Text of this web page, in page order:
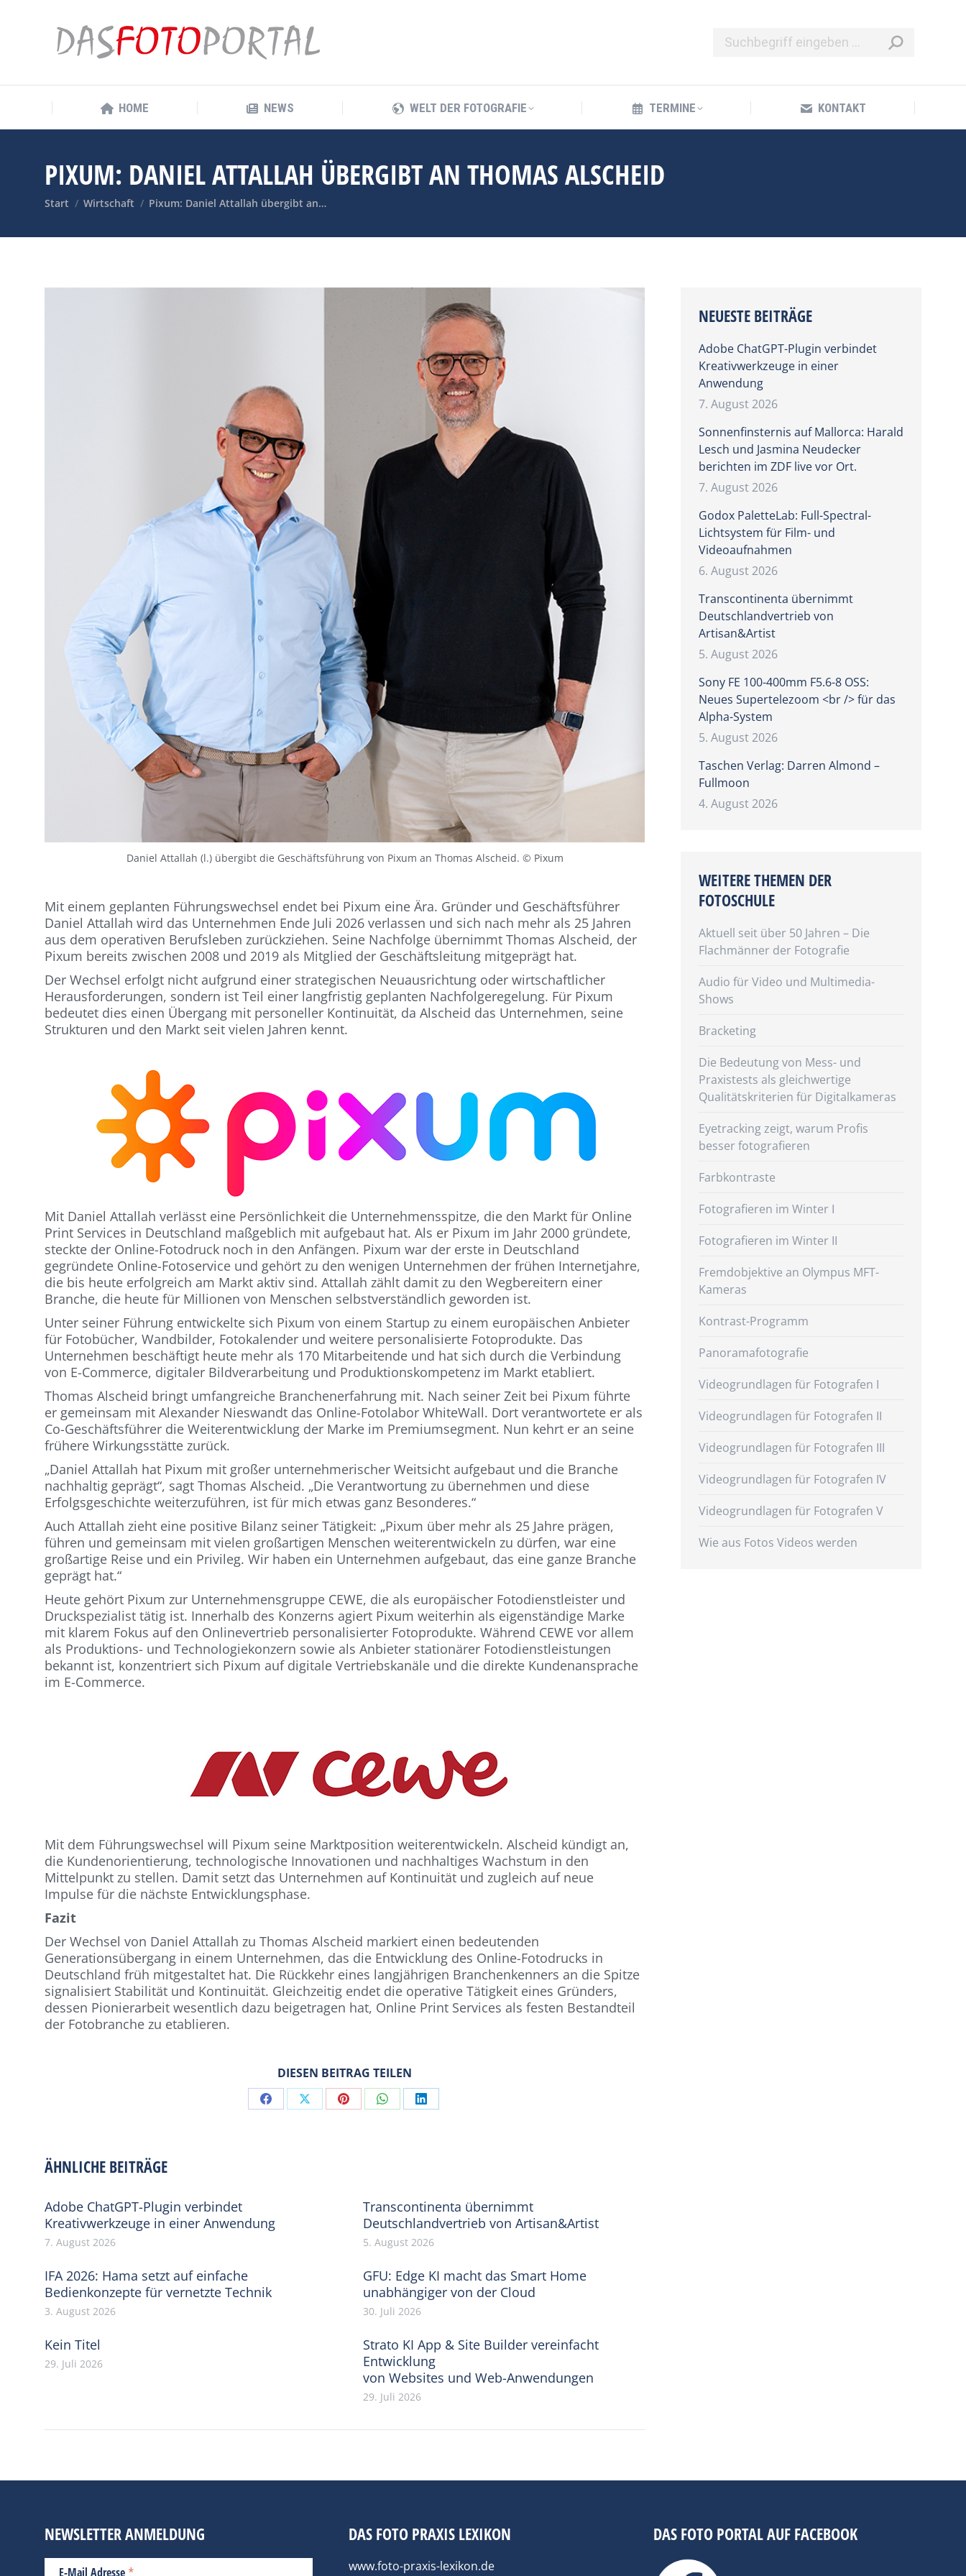
HOME NEWS WELT DER FOTOGRAFIE TERMINE KONTAKT
PIXUM: DANIEL ATTALLAH ÜBERGIBT AN THOMAS ALSCHEID
Sie befinden sich hier:
Start Wirtschaft Pixum: Daniel Attallah übergibt an…
Daniel Attallah (l.) übergibt die Geschäftsführung von Pixum an Thomas Alscheid. © Pixum
Mit einem geplanten Führungswechsel endet bei Pixum eine Ära. Gründer und Geschäftsführer
Daniel Attallah wird das Unternehmen Ende Juli 2026 verlassen und sich nach mehr als 25 Jahren
aus dem operativen Berufsleben zurückziehen. Seine Nachfolge übernimmt Thomas Alscheid, der
Pixum bereits zwischen 2008 und 2019 als Mitglied der Geschäftsleitung mitgeprägt hat.
Der Wechsel erfolgt nicht aufgrund einer strategischen Neuausrichtung oder wirtschaftlicher
Herausforderungen, sondern ist Teil einer langfristig geplanten Nachfolgeregelung. Für Pixum
bedeutet dies einen Übergang mit personeller Kontinuität, da Alscheid das Unternehmen, seine
Strukturen und den Markt seit vielen Jahren kennt.
Mit Daniel Attallah verlässt eine Persönlichkeit die Unternehmensspitze, die den Markt für Online
Print Services in Deutschland maßgeblich mit aufgebaut hat. Als er Pixum im Jahr 2000 gründete,
steckte der Online-Fotodruck noch in den Anfängen. Pixum war der erste in Deutschland
gegründete Online-Fotoservice und gehört zu den wenigen Unternehmen der frühen Internetjahre,
die bis heute erfolgreich am Markt aktiv sind. Attallah zählt damit zu den Wegbereitern einer
Branche, die heute für Millionen von Menschen selbstverständlich geworden ist.
Unter seiner Führung entwickelte sich Pixum von einem Startup zu einem europäischen Anbieter
für Fotobücher, Wandbilder, Fotokalender und weitere personalisierte Fotoprodukte. Das
Unternehmen beschäftigt heute mehr als 170 Mitarbeitende und hat sich durch die Verbindung
von E-Commerce, digitaler Bildverarbeitung und Produktionskompetenz im Markt etabliert.
Thomas Alscheid bringt umfangreiche Branchenerfahrung mit. Nach seiner Zeit bei Pixum führte
er gemeinsam mit Alexander Nieswandt das Online-Fotolabor WhiteWall. Dort verantwortete er als
Co-Geschäftsführer die Weiterentwicklung der Marke im Premiumsegment. Nun kehrt er an seine
frühere Wirkungsstätte zurück.
„Daniel Attallah hat Pixum mit großer unternehmerischer Weitsicht aufgebaut und die Branche
nachhaltig geprägt“, sagt Thomas Alscheid. „Die Verantwortung zu übernehmen und diese
Erfolgsgeschichte weiterzuführen, ist für mich etwas ganz Besonderes.“
Auch Attallah zieht eine positive Bilanz seiner Tätigkeit: „Pixum über mehr als 25 Jahre prägen,
führen und gemeinsam mit vielen großartigen Menschen weiterentwickeln zu dürfen, war eine
großartige Reise und ein Privileg. Wir haben ein Unternehmen aufgebaut, das eine ganze Branche
geprägt hat.“
Heute gehört Pixum zur Unternehmensgruppe CEWE, die als europäischer Fotodienstleister und
Druckspezialist tätig ist. Innerhalb des Konzerns agiert Pixum weiterhin als eigenständige Marke
mit klarem Fokus auf den Onlinevertrieb personalisierter Fotoprodukte. Während CEWE vor allem
als Produktions- und Technologiekonzern sowie als Anbieter stationärer Fotodienstleistungen
bekannt ist, konzentriert sich Pixum auf digitale Vertriebskanäle und die direkte Kundenansprache
im E-Commerce.
Mit dem Führungswechsel will Pixum seine Marktposition weiterentwickeln. Alscheid kündigt an,
die Kundenorientierung, technologische Innovationen und nachhaltiges Wachstum in den
Mittelpunkt zu stellen. Damit setzt das Unternehmen auf Kontinuität und zugleich auf neue
Impulse für die nächste Entwicklungsphase.
Fazit
Der Wechsel von Daniel Attallah zu Thomas Alscheid markiert einen bedeutenden
Generationsübergang in einem Unternehmen, das die Entwicklung des Online-Fotodrucks in
Deutschland früh mitgestaltet hat. Die Rückkehr eines langjährigen Branchenkenners an die Spitze
signalisiert Stabilität und Kontinuität. Gleichzeitig endet die operative Tätigkeit eines Gründers,
dessen Pionierarbeit wesentlich dazu beigetragen hat, Online Print Services als festen Bestandteil
der Fotobranche zu etablieren.
DIESEN BEITRAG TEILEN
Share Share Share Share Share
ÄHNLICHE BEITRÄGE
Adobe ChatGPT-Plugin verbindet
Kreativwerkzeuge in einer Anwendung
7. August 2026
Transcontinenta übernimmt
Deutschlandvertrieb von Artisan&Artist
5. August 2026
IFA 2026: Hama setzt auf einfache
Bedienkonzepte für vernetzte Technik
3. August 2026
GFU: Edge KI macht das Smart Home
unabhängiger von der Cloud
30. Juli 2026
Kein Titel
29. Juli 2026
Strato KI App & Site Builder vereinfacht
Entwicklung
von Websites und Web-Anwendungen
29. Juli 2026
NEUESTE BEITRÄGE
Adobe ChatGPT-Plugin verbindet
Kreativwerkzeuge in einer
Anwendung
7. August 2026
Sonnenfinsternis auf Mallorca: Harald
Lesch und Jasmina Neudecker
berichten im ZDF live vor Ort.
7. August 2026
Godox PaletteLab: Full-Spectral-
Lichtsystem für Film- und
Videoaufnahmen
6. August 2026
Transcontinenta übernimmt
Deutschlandvertrieb von
Artisan&Artist
5. August 2026
Sony FE 100-400mm F5.6-8 OSS:
Neues Supertelezoom <br /> für das
Alpha-System
5. August 2026
Taschen Verlag: Darren Almond –
Fullmoon
4. August 2026
WEITERE THEMEN DER
FOTOSCHULE
Aktuell seit über 50 Jahren – Die
Flachmänner der Fotografie
Audio für Video und Multimedia-
Shows
Bracketing
Die Bedeutung von Mess- und
Praxistests als gleichwertige
Qualitätskriterien für Digitalkameras
Eyetracking zeigt, warum Profis
besser fotografieren
Farbkontraste
Fotografieren im Winter I
Fotografieren im Winter II
Fremdobjektive an Olympus MFT-
Kameras
Kontrast-Programm
Panoramafotografie
Videogrundlagen für Fotografen I
Videogrundlagen für Fotografen II
Videogrundlagen für Fotografen III
Videogrundlagen für Fotografen IV
Videogrundlagen für Fotografen V
Wie aus Fotos Videos werden
NEWSLETTER ANMELDUNG
E-Mail Adresse
DAS FOTO PRAXIS LEXIKON
www.foto-praxis-lexikon.de
DAS FOTO PORTAL AUF FACEBOOK
HOME NEWS